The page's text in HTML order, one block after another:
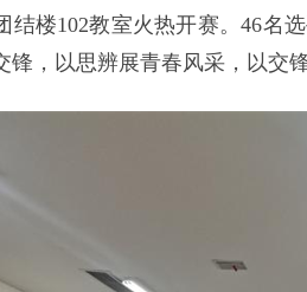
结楼102教室火热开赛。46名
锋，以思辨展青春风采，以交